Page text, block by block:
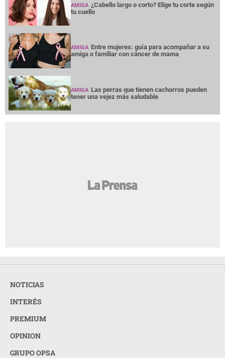
AMIGA ¿Cabello largo o corto? Elige tu corte según
tu cuello
AMIGA Entre mujeres: guía para acompañar a su
amiga o familiar con cáncer de mama
AMIGA Las perras que tienen cachorros pueden
tener una vejez más saludable
NOTICIAS
INTERÉS
PREMIUM
OPINION
GRUPO OPSA